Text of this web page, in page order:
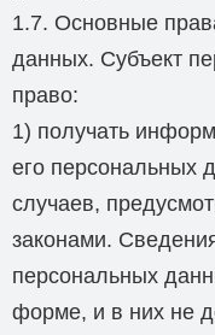
1.7. Основные
данных. Субъект
право:
1) получать
его персональных
случаев,
законами.
персональных
форме, и в них не